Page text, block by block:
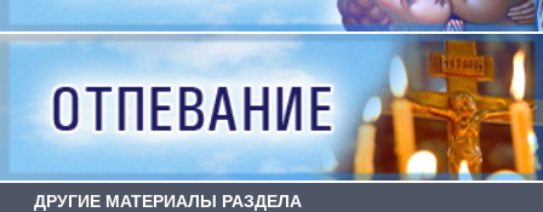
ДРУГИЕ МАТЕРИАЛЫ РАЗДЕЛА